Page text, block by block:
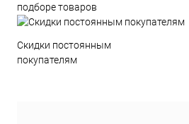
подборе товаров
Скидки постоянным
покупателям